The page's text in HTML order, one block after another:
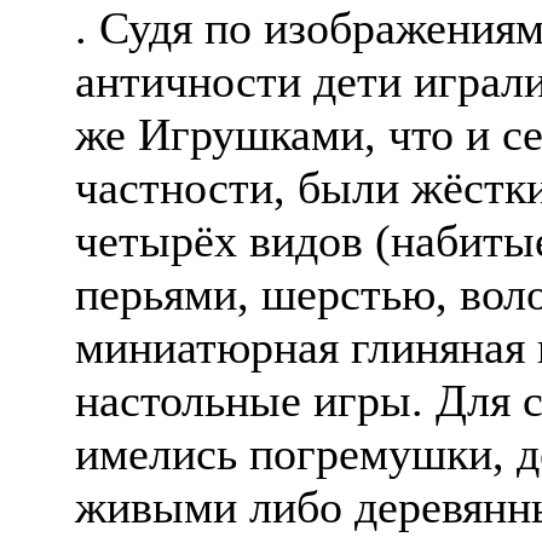
. Судя по
античности дети
же Игрушками, что и
частности, были
четырёх видов
перьями, шерстью,
миниатюрная глиняная
настольные игры. Для
имелись погремушки,
живыми либо